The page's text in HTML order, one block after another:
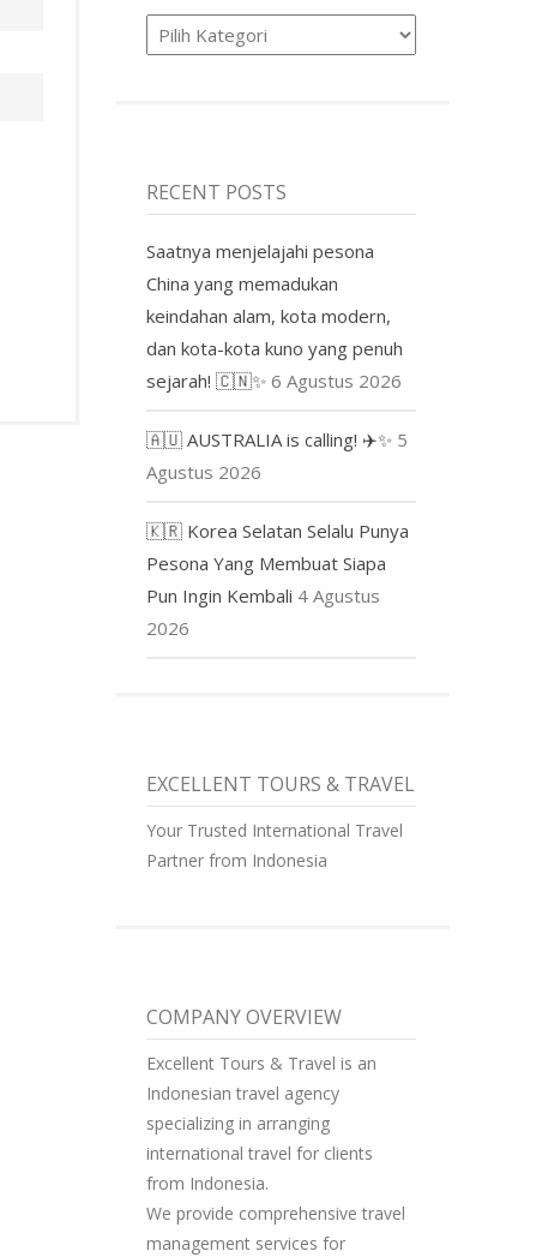
Product
RECENT POSTS
Saatnya menjelajahi pesona
China yang memadukan
keindahan alam, kota modern,
dan kota-kota kuno yang penuh
sejarah! 🇨🇳✨ 6 Agustus 2026
🇦🇺 AUSTRALIA is calling! ✈️✨ 5
Agustus 2026
🇰🇷 Korea Selatan Selalu Punya
Pesona Yang Membuat Siapa
Pun Ingin Kembali 4 Agustus
2026
EXCELLENT TOURS & TRAVEL
Your Trusted International Travel
Partner from Indonesia
COMPANY OVERVIEW
Excellent Tours & Travel is an
Indonesian travel agency
specializing in arranging
international travel for clients
from Indonesia.
We provide comprehensive travel
management services for